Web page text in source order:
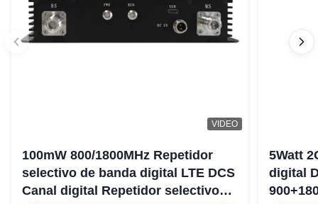
VIDEO
100mW 800/1800MHz Repetidor
selectivo de banda digital LTE DCS
Canal digital Repetidor selectivo
5Watt
digital